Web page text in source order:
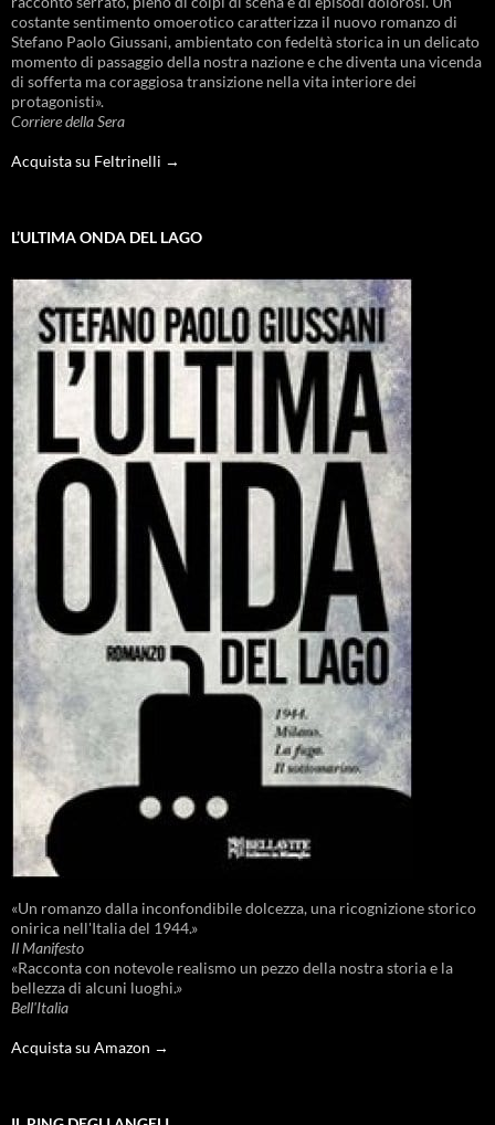
costante sentimento omoerotico caratterizza il nuovo romanzo di
Stefano Paolo Giussani, ambientato con fedeltà storica in un delicato
momento di passaggio della nostra nazione e che diventa una vicenda
di sofferta ma coraggiosa transizione nella vita interiore dei
protagonisti».
Corriere della Sera
Acquista su Feltrinelli →
L’ULTIMA ONDA DEL LAGO
«Un romanzo dalla inconfondibile dolcezza, una ricognizione storico
onirica nell'Italia del 1944.»
Il Manifesto
«Racconta con notevole realismo un pezzo della nostra storia e la
bellezza di alcuni luoghi.»
Bell'Italia
Acquista su Amazon →